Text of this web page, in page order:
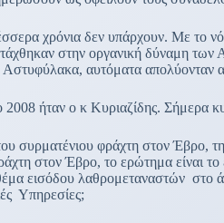
χρόνια δεν υπάρχουν. Με το
στην οργανική δύναμη
Αστυφύλακα, αυτόματα απολύονταν
ήταν ο κ Κυριαζίδης. Σήμερα
φράχτη στον Έβρο,
στον Έβρο, το ερώτημα είναι
εισόδου λαθρομεταναστών στο
Υπηρεσίες;